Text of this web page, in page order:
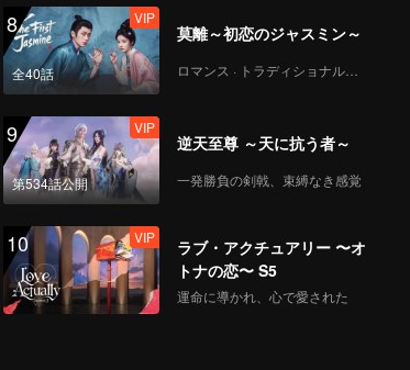
8
全40話
VIP
莫離～初恋のジャスミン～
ロマンス · トラディショナル・コスチューム
9
第534話公開
VIP
逆天至尊 ～天に抗う者～
一発勝負の剣戟、束縛なき感覚
10 VIP
ラブ・アクチュアリー 〜オ
トナの恋〜 S5
運命に導かれ、心で愛された